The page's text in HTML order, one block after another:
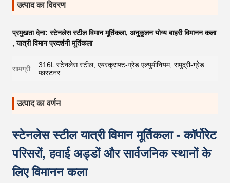
उत्पाद का विवरण
प्रमुखता देना:स्टेनलेस स्टील विमान मूर्तिकला, अनुकूलन योग्य बाहरी विमानन कला
,यात्री विमान प्रदर्शनी मूर्तिकला
सामग्री:
316L स्टेनलेस स्टील, एयरक्राफ्ट-ग्रेड एल्युमीनियम, समुद्री-ग्रेड
फास्टनर
उत्पाद का वर्णन
स्टेनलेस स्टील यात्री विमान मूर्तिकला - कॉर्पोरेट
परिसरों, हवाई अड्डों और सार्वजनिक स्थानों के
लिए विमानन कला